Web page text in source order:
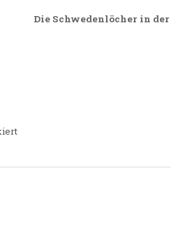
Die Schwedenlöcher in